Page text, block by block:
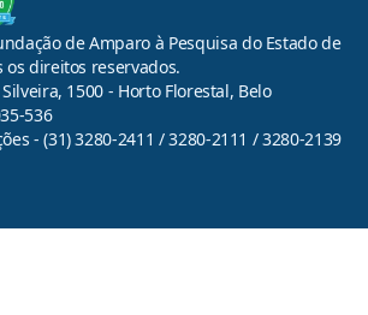
de Amparo à Pesquisa do Estado de
os direitos reservados.
1500 - Horto Florestal, Belo
536
- (31) 3280-2411 / 3280-2111 / 3280-2139